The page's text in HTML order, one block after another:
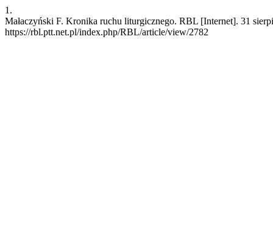
1.
Małaczyński F. Kronika ruchu liturgicznego. RBL [Internet]. 31
https://rbl.ptt.net.pl/index.php/RBL/article/view/2782